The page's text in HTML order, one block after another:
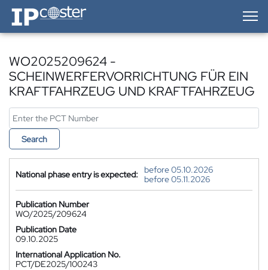
IP-Coster — Home
WO2025209624 -
SCHEINWERFERVORRICHTUNG FÜR EIN
KRAFTFAHRZEUG UND KRAFTFAHRZEUG
Search
National phase entry is expected:
before 05.10.2026
before 05.11.2026
Publication Number
WO/2025/209624
Publication Date
09.10.2025
International Application No.
PCT/DE2025/100243